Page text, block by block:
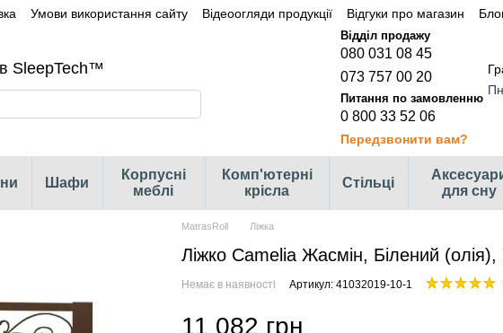
Умови використання сайту Відеоогляди продукції Відгуки про магазин
SleepTech™
080 031 08 45
073 757 00 20
0 800 33 52 06
Передзвонити вам?
Шафи
Корпусні
меблі
Комп'ютерні
крісла
Стільці
для сну
MatrasRoll Ліжка
Ліжко Camelia Жасмін, Білений
Немає в наявності Артикул: 41032019-10-1
11 082 грн